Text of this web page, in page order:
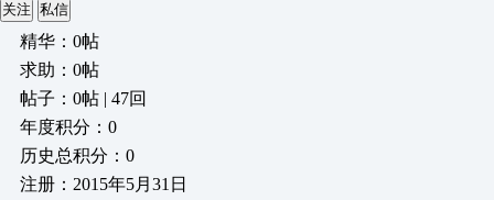
关注 私信
精华：0帖
求助：0帖
帖子：0帖 | 47回
年度积分：0
历史总积分：0
注册：2015年5月31日